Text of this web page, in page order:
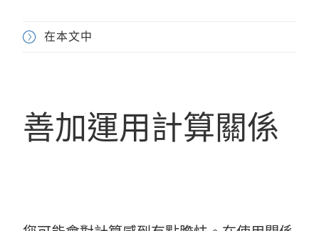
在本文中
善加運用計算關係